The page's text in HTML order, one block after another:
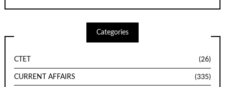
Categories
CTET (26)
CURRENT AFFAIRS (335)